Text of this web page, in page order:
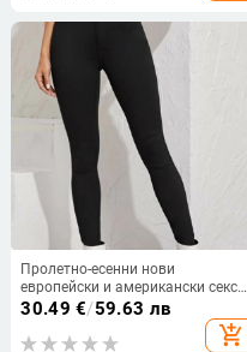
Пролетно-есенни нови
европейски и американски секси
разтегливи дънки с висока талия
от Amazon за жени, 2021 г.
30.49 €/59.63 лв
add_shopping_cart